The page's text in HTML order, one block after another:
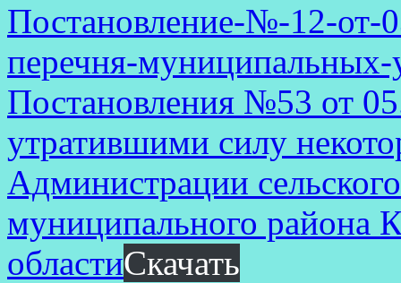
Постановление-№-12-от-
перечня-муниципальных-
Постановления №53 от
утратившими силу
Администрации
муниципального района
областиСкачать